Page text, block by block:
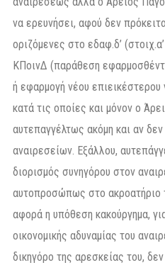
να ερευνήσει, αφού δεν
οριζόμενες στο εδαφ.δ’
ΚΠοινΔ (παράθεση
ή εφαρμογή νέου επιεικέστερου
κατά τις οποίες και μόνον ο
αυτεπαγγέλτως ακόμη και αν
αναιρεσείων. Εξάλλου,
διορισμός συνηγόρου στον
αυτοπροσώπως στο ακροατήριο
αφορά η υπόθεση κακούργημα,
οικονομικής αδυναμίας του
δικηγόρο της αρεσκείας του,